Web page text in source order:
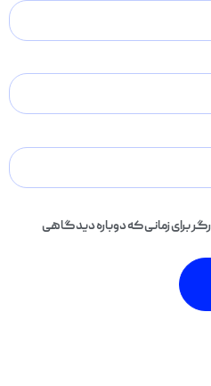
برای زمانی که دوباره دیدگاهی